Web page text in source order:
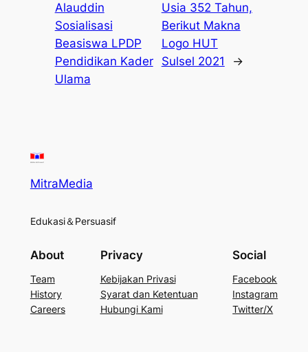
Alauddin
Sosialisasi
Beasiswa LPDP
Pendidikan Kader
Ulama
Usia 352 Tahun,
Berikut Makna
Logo HUT
Sulsel 2021
→
MitraMedia
Edukasi＆Persuasif
About
Team
History
Careers
Privacy
Kebijakan Privasi
Syarat dan Ketentuan
Hubungi Kami
Social
Facebook
Instagram
Twitter/X